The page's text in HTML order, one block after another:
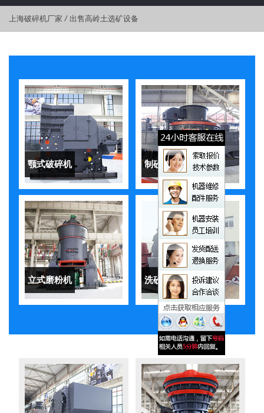
上海破碎机厂家 / 出售高岭土选矿设备
颚式破碎机 制砂机
立式磨粉机 洗砂机